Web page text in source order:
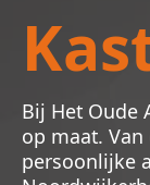
Bij Het Oude
op maat.
persoonlijke